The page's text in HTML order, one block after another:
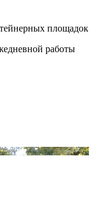
площадок
работы